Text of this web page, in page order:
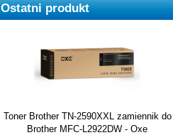
Ostatni produkt
Toner Brother TN-2590XXL zamiennik do
Brother MFC-L2922DW - Oxe